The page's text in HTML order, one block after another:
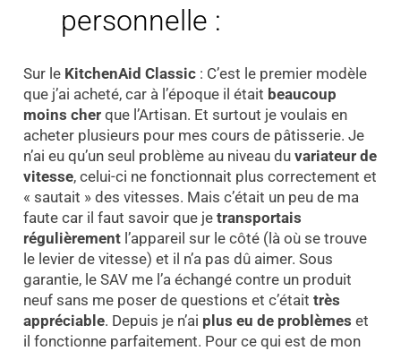
personnelle :
Sur le KitchenAid Classic: C’est le premier modèle
que j’ai acheté, car à l’époque il était beaucoup
moins cherque l’Artisan. Et surtout je voulais en
acheter plusieurs pour mes cours de pâtisserie. Je
n’ai eu qu’un seul problème au niveau du variateur de
vitesse, celui-ci ne fonctionnait plus correctement et
« sautait » des vitesses. Mais c’était un peu de ma
faute car il faut savoir que je transportais
régulièrementl’appareil sur le côté (là où se trouve
le levier de vitesse) et il n’a pas dû aimer. Sous
garantie, le SAV me l’a échangé contre un produit
neuf sans me poser de questions et c’était très
appréciable. Depuis je n’ai plus eu de problèmes et
il fonctionne parfaitement. Pour ce qui est de mon